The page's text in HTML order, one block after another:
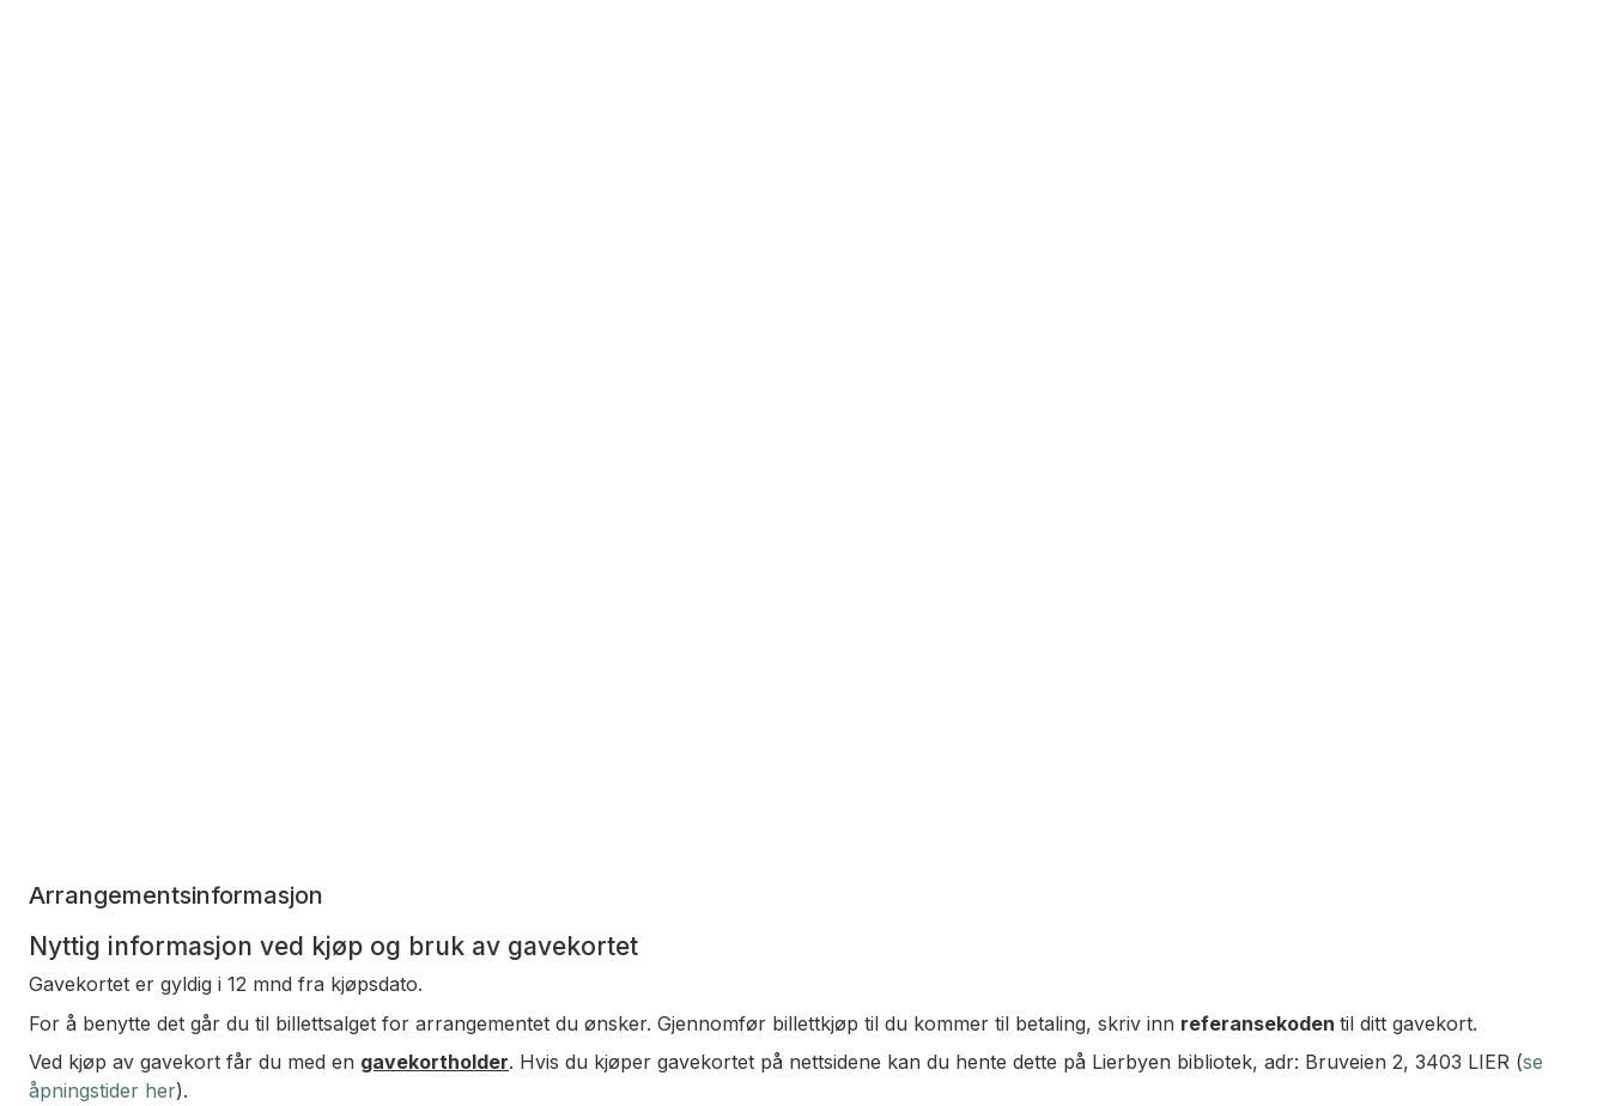
Arrangementsinformasjon
Nyttig informasjon ved kjøp og bruk av gavekortet
Gavekortet er gyldig i 12 mnd fra kjøpsdato.
For å benytte det går du til billettsalget for arrangementet du ønsker. Gjennomfør billettkjøp til du kommer til betaling, skriv inn referansekoden til ditt gavekort.
Ved kjøp av gavekort får du med en gavekortholder. Hvis du kjøper gavekortet på nettsidene kan du hente dette på Lierbyen bibliotek, adr: Bruveien 2, 3403 LIER (se
åpningstider her).